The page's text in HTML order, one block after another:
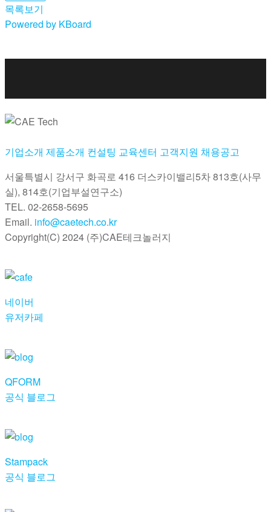
목록보기
Powered by KBoard
기업소개 제품소개 컨설팅 교육센터 고객지원 채용공고
서울특별시 강서구 화곡로 416 더스카이밸리5차813호(사무
실), 814호(기업부설연구소)
TEL. 02-2658-5695
Email. info@caetech.co.kr
Copyright(C) 2024 (주)CAE테크놀러지
네이버
유저카페
QFORM
공식 블로그
Stampack
공식 블로그